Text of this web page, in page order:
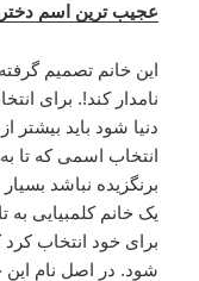
عجیب ترین اسم
این خانم تصمیم
نامدار کند!. برای
دنیا شود باید
انتخاب اسمی که تا
برنگزیده نباشد
یک خانم کلمبیایی به